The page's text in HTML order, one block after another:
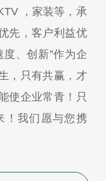
，家装等，承
先，客户利益优
、创新”作为企
，只有共赢，才
使企业常青！只
！我们愿与您携